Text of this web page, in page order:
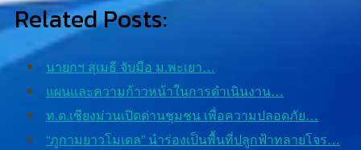
Related Posts:
นายกฯ สุเมธี จับมือ ม.พะเยา…
แผนและความก้าวหน้าในการดำเนินงาน…
ท.ต.เชียงม่วนเปิดด่านชุมชน เพื่อความปลอดภัย…
“ภูกามยาวโมเดล” นำร่องเป็นพื้นที่ปลูกฟ้าทลายโจร…